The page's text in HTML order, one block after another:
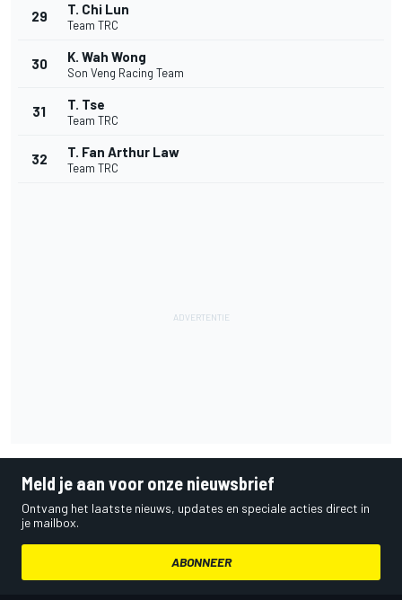
29 T. Chi Lun
Team TRC
30 K. Wah Wong
Son Veng Racing Team
31 T. Tse
Team TRC
32 T. Fan Arthur Law
Team TRC
Meld je aan voor onze nieuwsbrief
Ontvang het laatste nieuws, updates en speciale acties direct in
je mailbox.
ABONNEER